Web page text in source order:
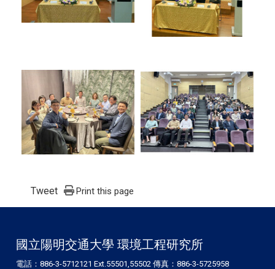
Tweet Print this page
國立陽明交通大學 環境工程研究所
電話：886-3-5712121 Ext.55501,55502 傳真：886-3-5725958